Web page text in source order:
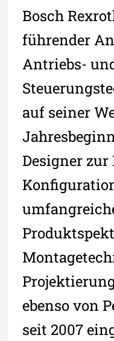
Bosch
führender
Antriebs-
auf seiner
Designer
ebenso von
seit 2007